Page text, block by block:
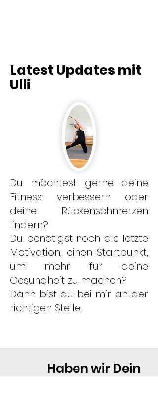
Latest Updates mit
Ulli
Du möchtest gerne deine
Fitness verbessern oder
deine Rückenschmerzen
lindern?
Du benötigst noch die letzte
Motivation, einen Startpunkt,
um mehr für deine
Gesundheit zu machen?
Dann bist du bei mir an der
richtigen Stelle.
Haben wir Dein